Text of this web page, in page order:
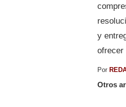
y
ofrecer
Por
Otros